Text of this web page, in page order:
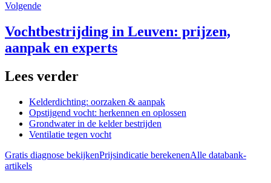
Volgende
Vochtbestrijding in Leuven: prijzen,
aanpak en experts
Lees verder
Kelderdichting: oorzaken & aanpak
Opstijgend vocht: herkennen en oplossen
Grondwater in de kelder bestrijden
Ventilatie tegen vocht
Gratis diagnose bekijkenPrijsindicatie berekenenAlle databank-
artikels